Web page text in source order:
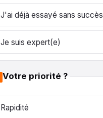
J'ai déjà essayé sans succès
Je suis expert(e)
Votre priorité ?
Rapidité